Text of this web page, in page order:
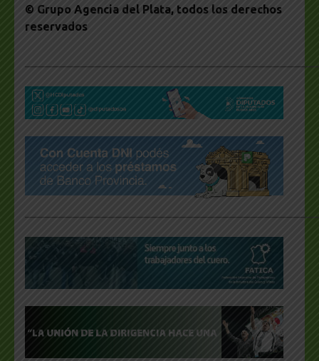
© Grupo Agencia del Plata, todos los derechos
reservados